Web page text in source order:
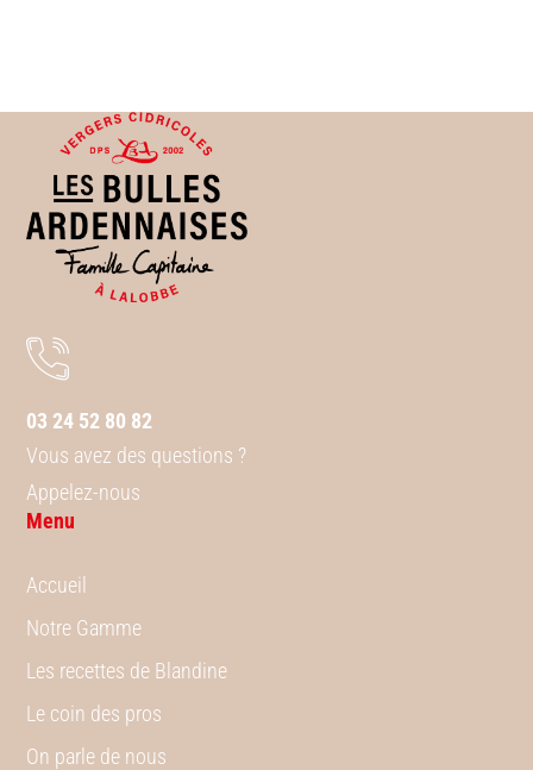
03 24 52 80 82
Vous avez des questions ?
Appelez-nous
Menu
Accueil
Notre Gamme
Les recettes de Blandine
Le coin des pros
On parle de nous